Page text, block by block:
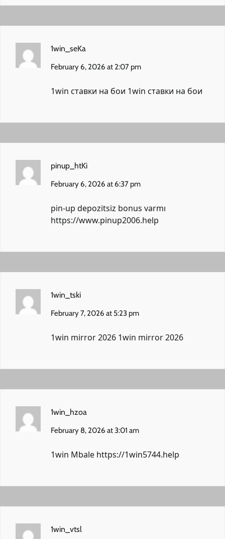
1win_seKa
February 6, 2026 at 2:07 pm
1win ставки на бои 1win ставки на бои
pinup_htKi
February 6, 2026 at 6:37 pm
pin-up depozitsiz bonus varmı
https://www.pinup2006.help
1win_tski
February 7, 2026 at 5:23 pm
1win mirror 2026 1win mirror 2026
1win_hzoa
February 8, 2026 at 3:01 am
1win Mbale https://1win5744.help
1win_vtsl